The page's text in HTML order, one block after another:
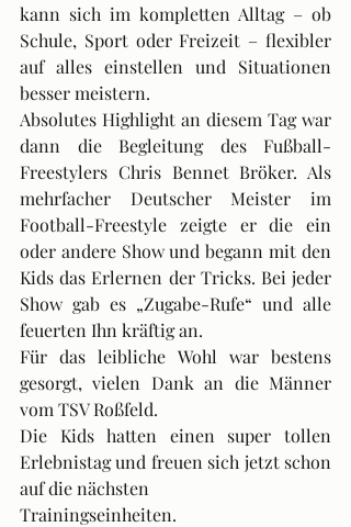
kann sich im kompletten Alltag – ob
Schule, Sport oder Freizeit – flexibler
auf alles einstellen und Situationen
besser meistern.
Absolutes Highlight an diesem Tag war
dann die Begleitung des Fußball-
Freestylers Chris Bennet Bröker. Als
mehrfacher Deutscher Meister im
Football-Freestyle zeigte er die ein
oder andere Show und begann mit den
Kids das Erlernen der Tricks. Bei jeder
Show gab es „Zugabe-Rufe“ und alle
feuerten Ihn kräftig an.
Für das leibliche Wohl war bestens
gesorgt, vielen Dank an die Männer
vom TSV Roßfeld.
Die Kids hatten einen super tollen
Erlebnistag und freuen sich jetzt schon
auf die nächsten
Trainingseinheiten.